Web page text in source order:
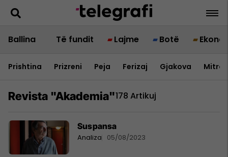
Ballina Të fundit Lajme Botë
Prishtina Prizreni Peja Ferizaj Gjakova
Revista "akademia"178 Artikuj
Suspansa
Analiza 05/08/2023